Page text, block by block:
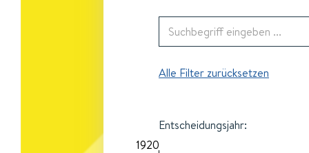
Alle Filter zurücksetzen
Entscheidungsjahr:
1920